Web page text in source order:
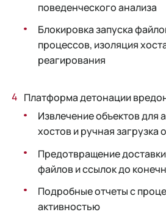
поведенческого анализа
Блокировка запуска
процессов, изоляция
реагирования
Платформа детонации
Извлечение объектов для
хостов и ручная загрузка
Предотвращение
файлов и ссылок до
Подробные отчеты с
активностью